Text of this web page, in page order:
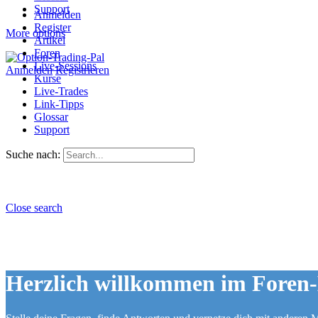
Support
More options
Anmelden Registrieren
Anmelden
Register
Artikel
Foren
Live-Sessions
Kurse
Live-Trades
Link-Tipps
Glossar
Support
Suche nach:
Close search
Herzlich willkommen im